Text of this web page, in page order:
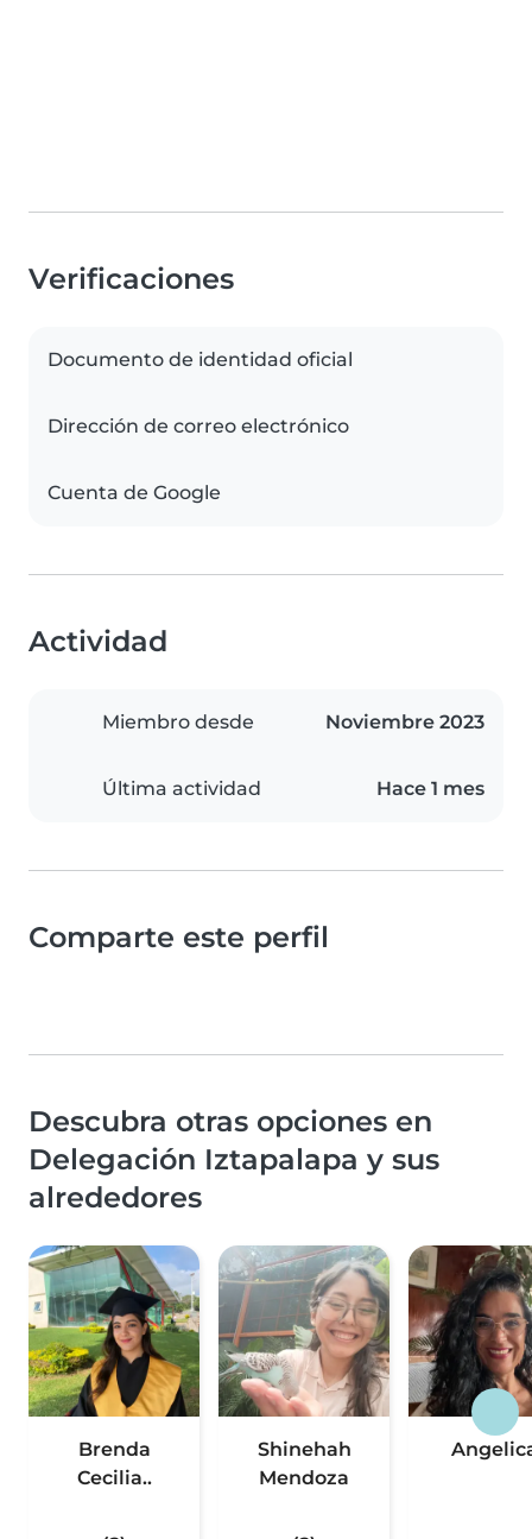
Verificaciones
Documento de identidad oficial
Dirección de correo electrónico
Cuenta de Google
Actividad
Miembro desde Noviembre 2023
Última actividad Hace 1 mes
Comparte este perfil
Descubra otras opciones en
Delegación Iztapalapa y sus
alrededores
Brenda
Cecilia..
Shinehah
Mendoza